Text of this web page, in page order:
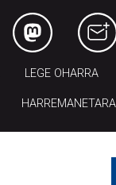
LEGE OHARRA